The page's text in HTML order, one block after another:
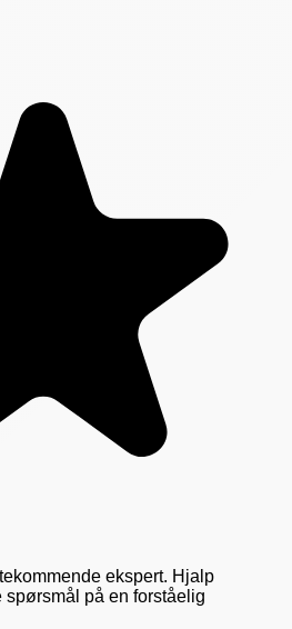
ekspert. Hjalp
spørsmål på en forståelig